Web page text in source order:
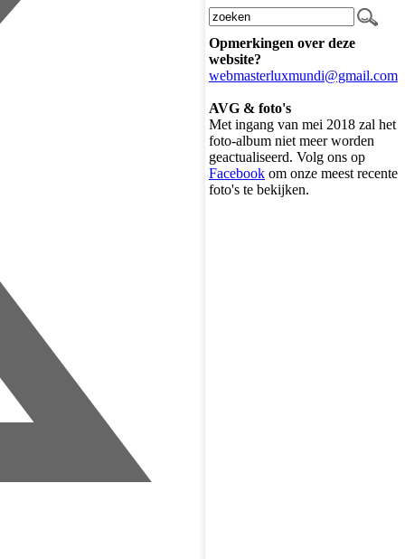
Opmerkingen over deze
website?
webmasterluxmundi@gmail.com
AVG & foto's
Met ingang van mei 2018 zal het
foto-album niet meer worden
geactualiseerd. Volg ons op
Facebook om onze meest recente
foto's te bekijken.